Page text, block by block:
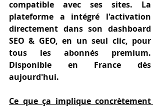
compatible avec ses sites. La
plateforme a intégré l'activation
directement dans son dashboard
SEO & GEO, en un seul clic, pour
tous les abonnés premium.
Disponible en France dès
aujourd'hui.
Ce que ça implique concrètement